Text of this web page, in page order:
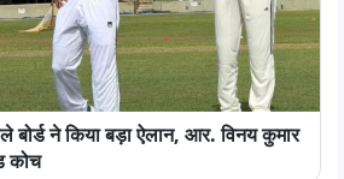
बोर्ड ने किया बड़ा ऐलान, आर. विनय कुमार
कोच